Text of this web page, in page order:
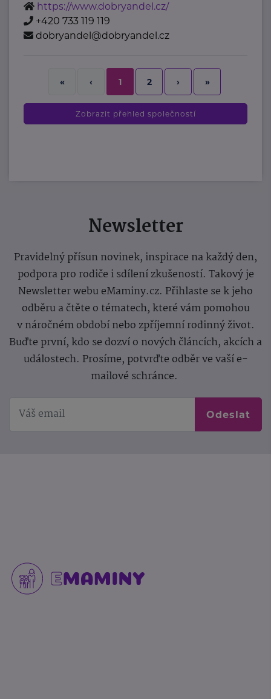
https://www.dobryandel.cz/
+420 733 119 119
dobryandel@dobryandel.cz
« ‹ 1 2 › »
Zobrazit přehled společností
Newsletter
Pravidelný přísun novinek, inspirace na každý den,
podpora pro rodiče i sdílení zkušeností. Takový je
Newsletter webu eMaminy.cz. Přihlaste se k jeho
odběru a čtěte o tématech, které vám pomohou
v náročném období nebo zpříjemní rodinný život.
Buďte první, kdo se dozví o nových článcích, akcích a
událostech. Prosíme, potvrďte odběr ve vaší e-
mailové schránce.
Odeslat